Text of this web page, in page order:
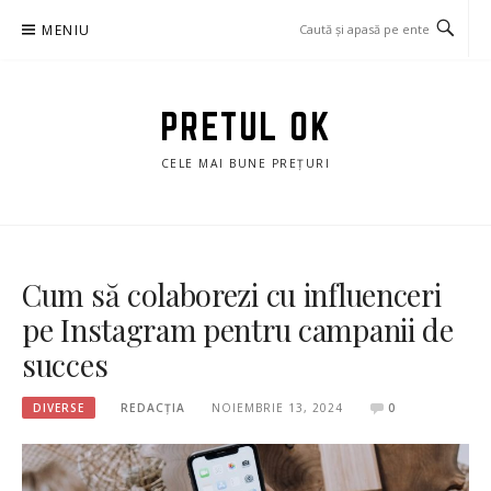
MENIU
PRETUL OK
CELE MAI BUNE PREȚURI
Cum să colaborezi cu influenceri
pe Instagram pentru campanii de
succes
DIVERSE REDACȚIA NOIEMBRIE 13, 2024 0